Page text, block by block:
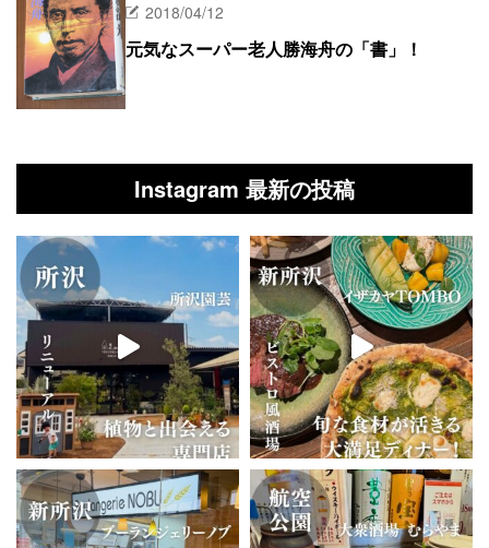
2018/04/12
元気なスーパー老人勝海舟の「書」！
Instagram 最新の投稿